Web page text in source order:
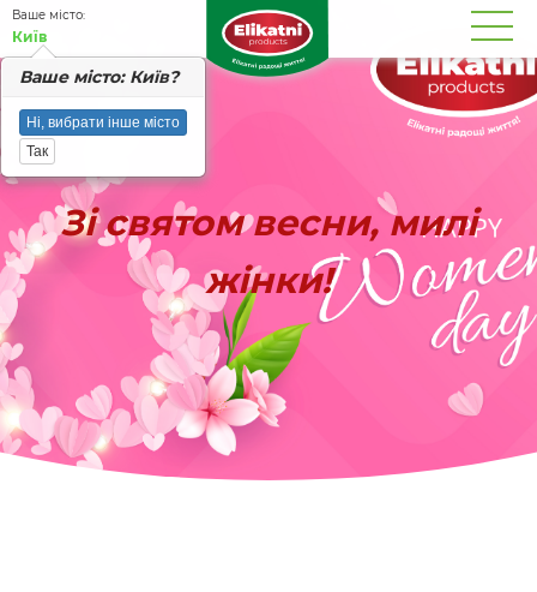
Вашe місто:
Київ
Вашe місто: Київ?
Ні, вибрати інше місто
Так
Зі святом весни, милі
жінки!